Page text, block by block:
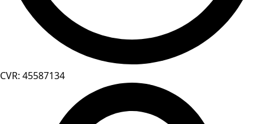
CVR: 45587134